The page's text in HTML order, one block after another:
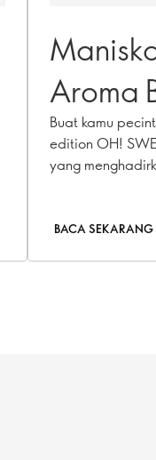
Aroma
Fun
Buat kamu
edition OH!
yang
BACA SEKARANG